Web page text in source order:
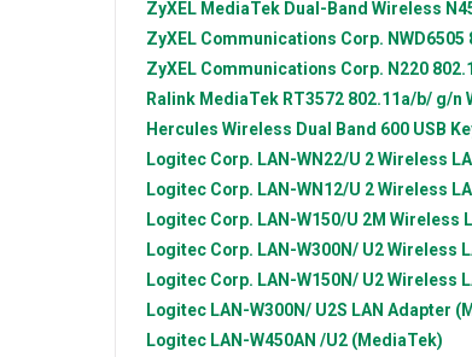
ZyXEL MediaTek Dual-Band Wireless
ZyXEL Communications Corp.
ZyXEL Communications Corp. N220
Ralink MediaTek RT3572 802.11a/b/ g/n
Hercules Wireless Dual Band 600 USB
Logitec Corp. LAN-WN22/U 2 Wireless
Logitec Corp. LAN-WN12/U 2 Wireless
Logitec Corp. LAN-W150/U 2M Wireless
Logitec Corp. LAN-W300N/ U2 Wireless
Logitec Corp. LAN-W150N/ U2 Wireless
Logitec LAN-W300N/ U2S LAN Adapter
Logitec LAN-W450AN /U2 (MediaTek)